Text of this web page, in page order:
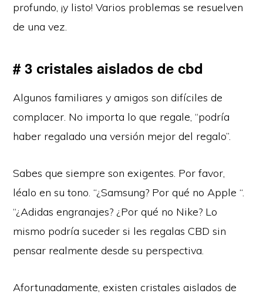
profundo, ¡y listo! Varios problemas se resuelven
de una vez.
# 3 cristales aislados de cbd
Algunos familiares y amigos son difíciles de
complacer. No importa lo que regale, “podría
haber regalado una versión mejor del regalo”.
Sabes que siempre son exigentes. Por favor,
léalo en su tono. “¿Samsung? Por qué no Apple “.
“¿Adidas engranajes? ¿Por qué no Nike? Lo
mismo podría suceder si les regalas CBD sin
pensar realmente desde su perspectiva.
Afortunadamente, existen cristales aislados de